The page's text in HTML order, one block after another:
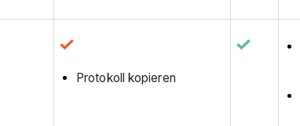
Protokoll kopieren